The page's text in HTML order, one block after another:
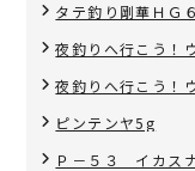
タテ釣り剛華ＨＧ
夜釣りへ行こう！
夜釣りへ行こう！
ピンテンヤ5g
Ｐ－５３ イカス